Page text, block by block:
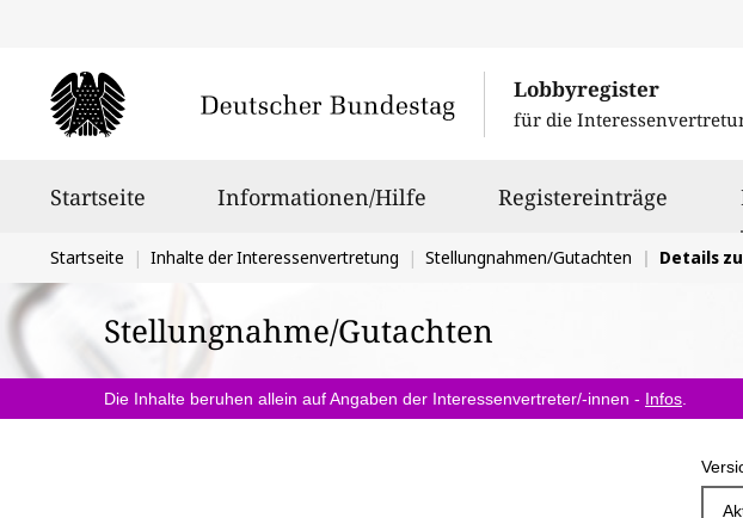
Lobbyregister
für die
Startseite Informationen/Hilfe Registereinträge
Sie
befinden
sich
hier:
Startseite Inhalte der Interessenvertretung Stellungnahmen/Gutachten Details zu
Stellungnahme/Gutachten
Die Inhalte beruhen allein auf Angaben der Interessenvertreter/-innen - Infos